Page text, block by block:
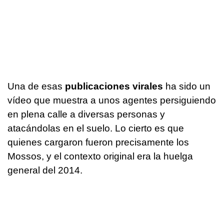
Una de esas publicaciones virales ha sido un
vídeo que muestra a unos agentes persiguiendo
en plena calle a diversas personas y
atacándolas en el suelo. Lo cierto es que
quienes cargaron fueron precisamente los
Mossos, y el contexto original era la huelga
general del 2014.